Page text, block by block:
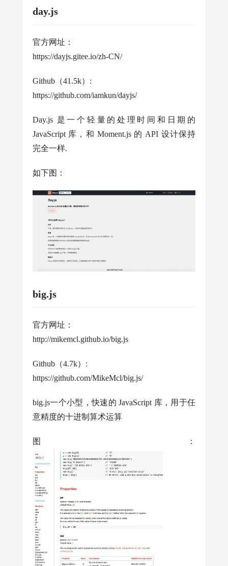
day.js
官方网址：
https://dayjs.gitee.io/zh-CN/
Github（41.5k）:
https://github.com/iamkun/dayjs/
Day.js 是一个轻量的处理时间和日期的
JavaScript 库，和 Moment.js 的 API 设计保持
完全一样.
如下图：
big.js
官方网址：
http://mikemcl.github.io/big.js
Github（4.7k）:
https://github.com/MikeMcl/big.js/
big.js一个小型，快速的 JavaScript 库，用于任
意精度的十进制算术运算
图：